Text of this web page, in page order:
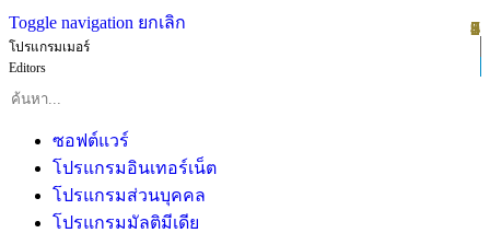
Toggle navigation ยกเลิก
โปรแกรมเมอร์
Editors
ซอฟต์แวร์
โปรแกรมอินเทอร์เน็ต
โปรแกรมส่วนบุคคล
โปรแกรมมัลติมีเดีย
1
2
3
4
5
6
7
8
9